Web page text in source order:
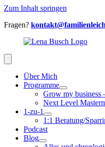
Zum Inhalt springen
Fragen?
Über Mich
Programme
Grow my business
Next Level
1-zu-1
1:1 Beratung/
Podcast
Blog